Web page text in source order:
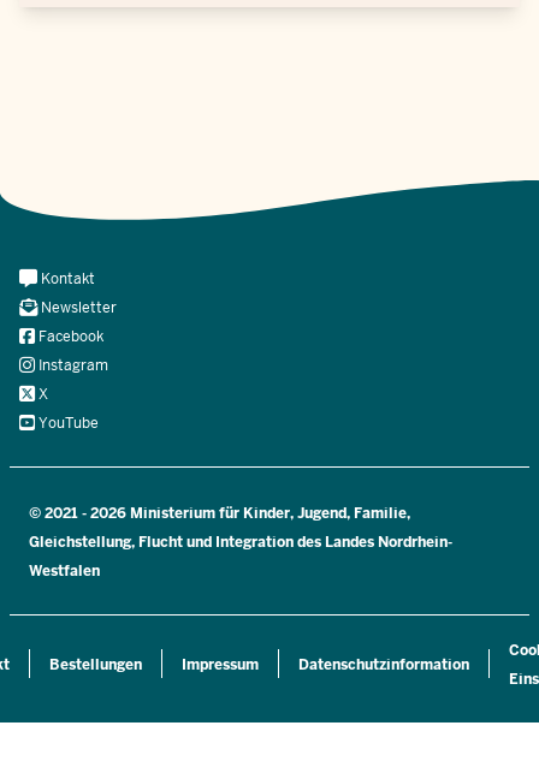
Bestellungen Impressum Datenschutzinformation
Meta
Navi
Social
Kontakt
Newsletter
Facebook
Instagram
X
YouTube
© 2021 - 2026 Ministerium für Kinder, Jugend, Familie,
Gleichstellung, Flucht und Integration des Landes Nordrhein-
Westfalen